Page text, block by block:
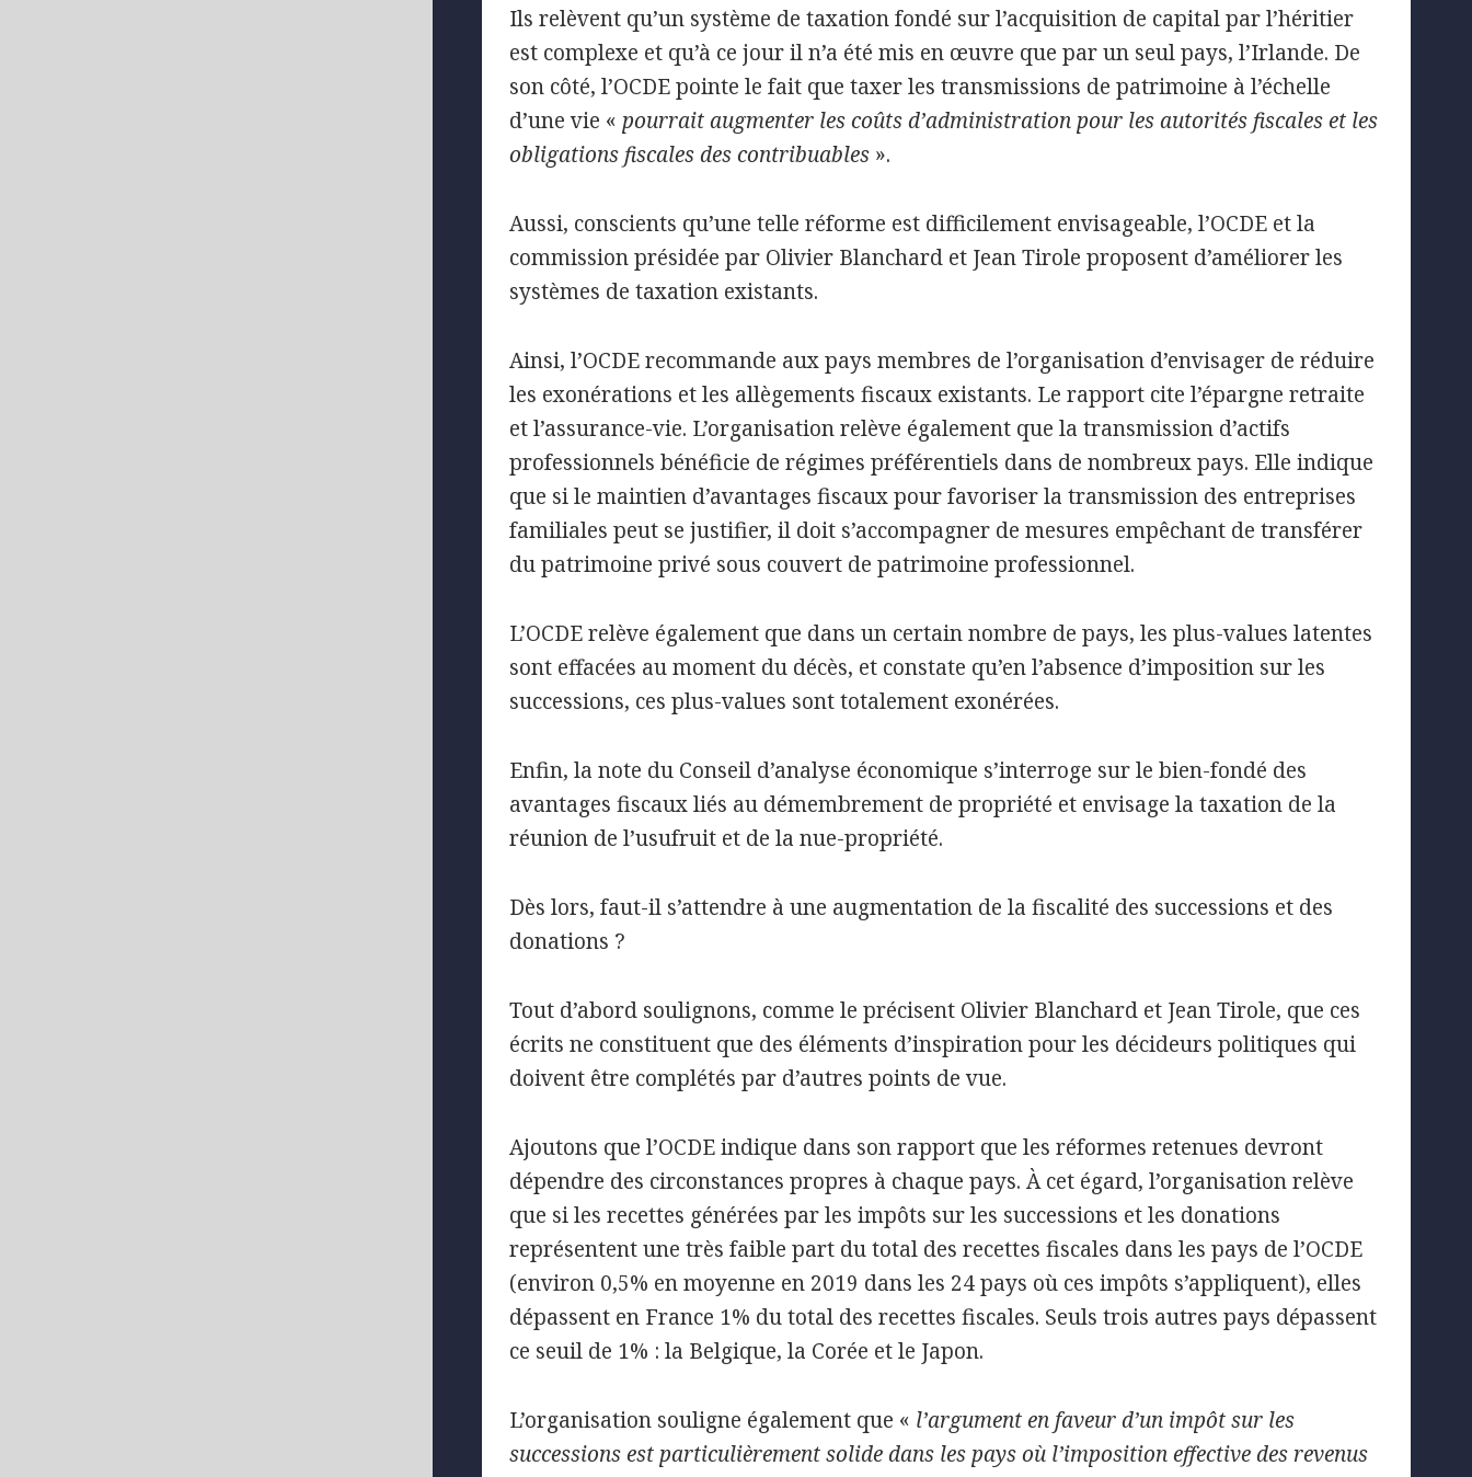
Ils relèvent qu’un système de taxation fondé sur l’acquisition de capital par l’héritier
est complexe et qu’à ce jour il n’a été mis en œuvre que par un seul pays, l’Irlande. De
son côté, l’OCDE pointe le fait que taxer les transmissions de patrimoine à l’échelle
d’une vie « pourrait augmenter les coûts d’administration pour les autorités fiscales et les
obligations fiscales des contribuables ».
Aussi, conscients qu’une telle réforme est difficilement envisageable, l’OCDE et la
commission présidée par Olivier Blanchard et Jean Tirole proposent d’améliorer les
systèmes de taxation existants.
Ainsi, l’OCDE recommande aux pays membres de l’organisation d’envisager de réduire
les exonérations et les allègements fiscaux existants. Le rapport cite l’épargne retraite
et l’assurance-vie. L’organisation relève également que la transmission d’actifs
professionnels bénéficie de régimes préférentiels dans de nombreux pays. Elle indique
que si le maintien d’avantages fiscaux pour favoriser la transmission des entreprises
familiales peut se justifier, il doit s’accompagner de mesures empêchant de transférer
du patrimoine privé sous couvert de patrimoine professionnel.
L’OCDE relève également que dans un certain nombre de pays, les plus-values latentes
sont effacées au moment du décès, et constate qu’en l’absence d’imposition sur les
successions, ces plus-values sont totalement exonérées.
Enfin, la note du Conseil d’analyse économique s’interroge sur le bien-fondé des
avantages fiscaux liés au démembrement de propriété et envisage la taxation de la
réunion de l’usufruit et de la nue-propriété.
Dès lors, faut-il s’attendre à une augmentation de la fiscalité des successions et des
donations ?
Tout d’abord soulignons, comme le précisent Olivier Blanchard et Jean Tirole, que ces
écrits ne constituent que des éléments d’inspiration pour les décideurs politiques qui
doivent être complétés par d’autres points de vue.
Ajoutons que l’OCDE indique dans son rapport que les réformes retenues devront
dépendre des circonstances propres à chaque pays. À cet égard, l’organisation relève
que si les recettes générées par les impôts sur les successions et les donations
représentent une très faible part du total des recettes fiscales dans les pays de l’OCDE
(environ 0,5% en moyenne en 2019 dans les 24 pays où ces impôts s’appliquent), elles
dépassent en France 1% du total des recettes fiscales. Seuls trois autres pays dépassent
ce seuil de 1% : la Belgique, la Corée et le Japon.
L’organisation souligne également que « l’argument en faveur d’un impôt sur les
successions est particulièrement solide dans les pays où l’imposition effective des revenus